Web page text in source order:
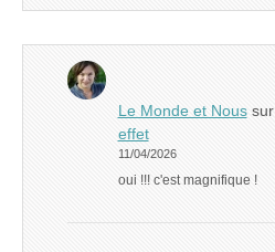
Le Monde et Noussur
effet
11/04/2026
oui !!! c'est magnifique !